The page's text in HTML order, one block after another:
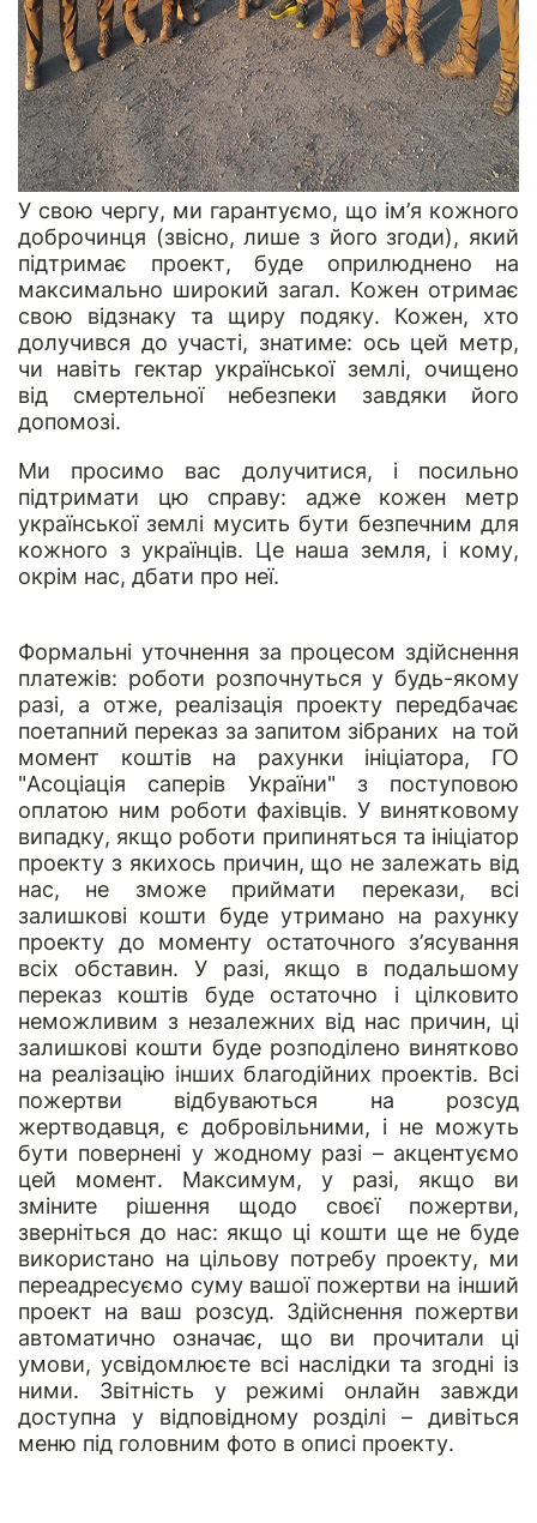
У свою чергу, ми гарантуємо, що ім’я кожного
доброчинця (звісно, лише з його згоди), який
підтримає проект, буде оприлюднено на
максимально широкий загал. Кожен отримає
свою відзнаку та щиру подяку. Кожен, хто
долучився до участі, знатиме: ось цей метр,
чи навіть гектар української землі, очищено
від смертельної небезпеки завдяки його
допомозі.
Ми просимо вас долучитися, і посильно
підтримати цю справу: адже кожен метр
української землі мусить бути безпечним для
кожного з українців. Це наша земля, і кому,
окрім нас, дбати про неї.
Формальні уточнення за процесом здійснення
платежів: роботи розпочнуться у будь-якому
разі, а отже, реалізація проекту передбачає
поетапний переказ за запитом зібраних на той
момент коштів на рахунки ініціатора, ГО
"Асоціація саперів України" з поступовою
оплатою ним роботи фахівців. У винятковому
випадку, якщо роботи припиняться та ініціатор
проекту з якихось причин, що не залежать від
нас, не зможе приймати перекази, всі
залишкові кошти буде утримано на рахунку
проекту до моменту остаточного з’ясування
всіх обставин. У разі, якщо в подальшому
переказ коштів буде остаточно і цілковито
неможливим з незалежних від нас причин, ці
залишкові кошти буде розподілено винятково
на реалізацію інших благодійних проектів. Всі
пожертви відбуваються на розсуд
жертводавця, є добровільними, і не можуть
бути повернені у жодному разі – акцентуємо
цей момент. Максимум, у разі, якщо ви
зміните рішення щодо своєї пожертви,
зверніться до нас: якщо ці кошти ще не буде
використано на цільову потребу проекту, ми
переадресуємо суму вашої пожертви на інший
проект на ваш розсуд. Здійснення пожертви
автоматично означає, що ви прочитали ці
умови, усвідомлюєте всі наслідки та згодні із
ними. Звітність у режимі онлайн завжди
доступна у відповідному розділі – дивіться
меню під головним фото в описі проекту.